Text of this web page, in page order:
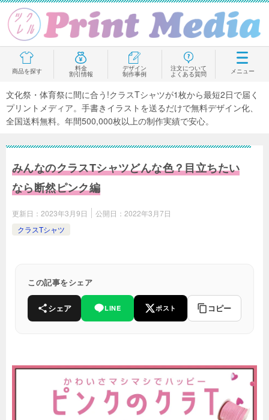
商品を探す 料金
割引情報
デザイン
制作事例
注文について
よくある質問 メニュー
文化祭・体育祭に間に合う!クラスTシャツが1枚から最短2日で届く
プリントメディア。手書きイラストを送るだけで無料デザイン化、
全国送料無料。年間500,000枚以上の制作実績で安心。
みんなのクラスTシャツどんな色？目立ちたい
なら断然ピンク編
更新日： 2023年3月9日 公開日： 2022年3月7日
クラスTシャツ
この記事をシェア
シェア LINE ポスト コピー